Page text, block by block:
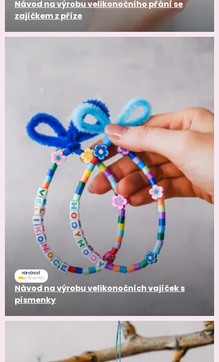
Návod na výrobu velikonočního přání se
zajíčkem z příze
náročnosť
Návod na výrobu velikonočních vajíček s
písmenky